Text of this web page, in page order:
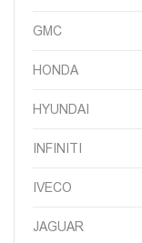
GMC
HONDA
HYUNDAI
INFINITI
IVECO
JAGUAR